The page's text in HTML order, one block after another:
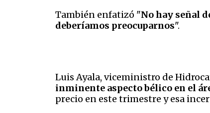
También enfatizó "No hay señal
deberíamos preocuparnos".
Luis Ayala, viceministro de
inminente aspecto bélico en el
precio en este trimestre y esa